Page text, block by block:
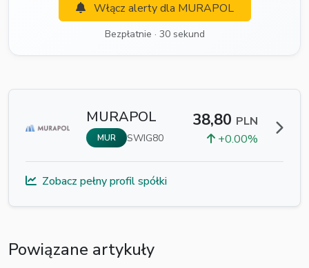
Włącz alerty dla MURAPOL
Bezpłatnie · 30 sekund
MURAPOL
MUR SWIG80
38,80 PLN
+0.00%
Zobacz pełny profil spółki
Powiązane artykuły